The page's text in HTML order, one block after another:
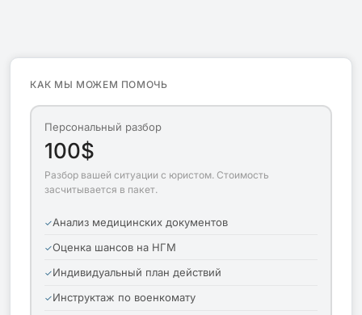
КАК МЫ МОЖЕМ ПОМОЧЬ
Персональный разбор
100$
Разбор вашей ситуации с юристом. Стоимость
засчитывается в пакет.
Анализ медицинских документов
Оценка шансов на НГМ
Индивидуальный план действий
Инструктаж по военкомату